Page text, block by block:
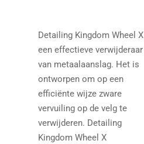
Detailing Kingdom Wheel X
een effectieve verwijderaar
van metaalaanslag. Het is
ontworpen om op een
efficiënte wijze zware
vervuiling op de velg te
verwijderen. Detailing
Kingdom Wheel X